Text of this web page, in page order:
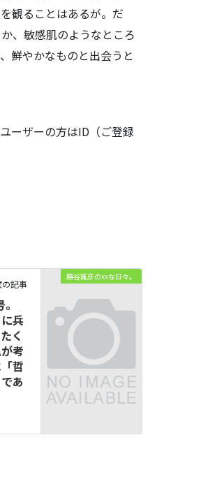
観ることはあるが。だ
、 敏感肌のようなところ
鮮やかなものと出会うと
ーザーの方はID（ご登録
勝谷誠彦のxxな日々。
の記事
兵
く
考
哲
あ